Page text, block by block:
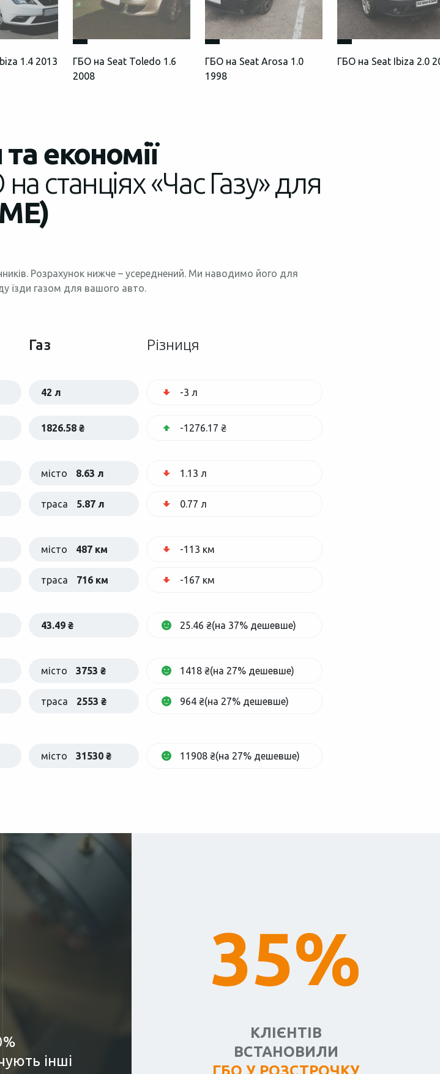
1.4 2013
ГБО на Seat Toledo 1.6
2008
ГБО на Seat Arosa 1.0
1998
ГБО на Seat Ibiza 2.0
економії
станціях «Час Газу» для
Розрахунок нижче – усереднений. Ми наводимо його для
їзди газом для вашого авто.
Газ Різниця
42 л -3 л
1826.58 ₴ -1276.17 ₴
місто 8.63 л 1.13 л
траса 5.87 л 0.77 л
місто 487 км -113 км
траса 716 км -167 км
43.49 ₴ 25.46 ₴(на 37% дешевше)
місто 3753 ₴ 1418 ₴(на 27% дешевше)
траса 2553 ₴ 964 ₴(на 27% дешевше)
місто 31530 ₴ 11908 ₴(на 27% дешевше)
інші
35%
КЛІЄНТІВ
ВСТАНОВИЛИ
ГБО У РОЗСТРОЧКУ